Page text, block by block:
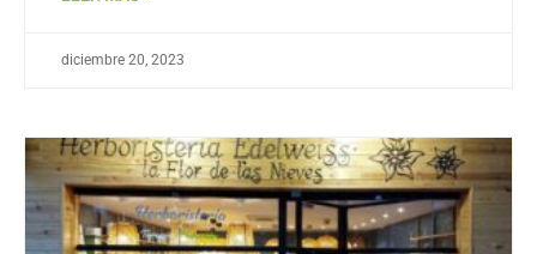
diciembre 20, 2023